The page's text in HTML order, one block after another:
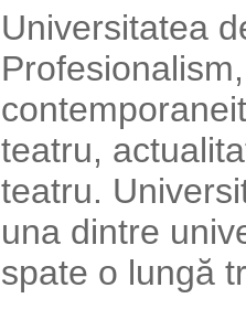
Universitatea
teatru,
teatru.
una dintre
spate o lungă